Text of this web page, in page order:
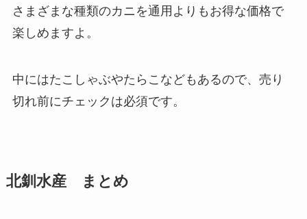
さまざまな種類のカニを通用よりもお得な価格で
楽しめますよ。
中にはたこしゃぶやたらこなどもあるので、売り
切れ前にチェックは必須です。
北釧水産 まとめ